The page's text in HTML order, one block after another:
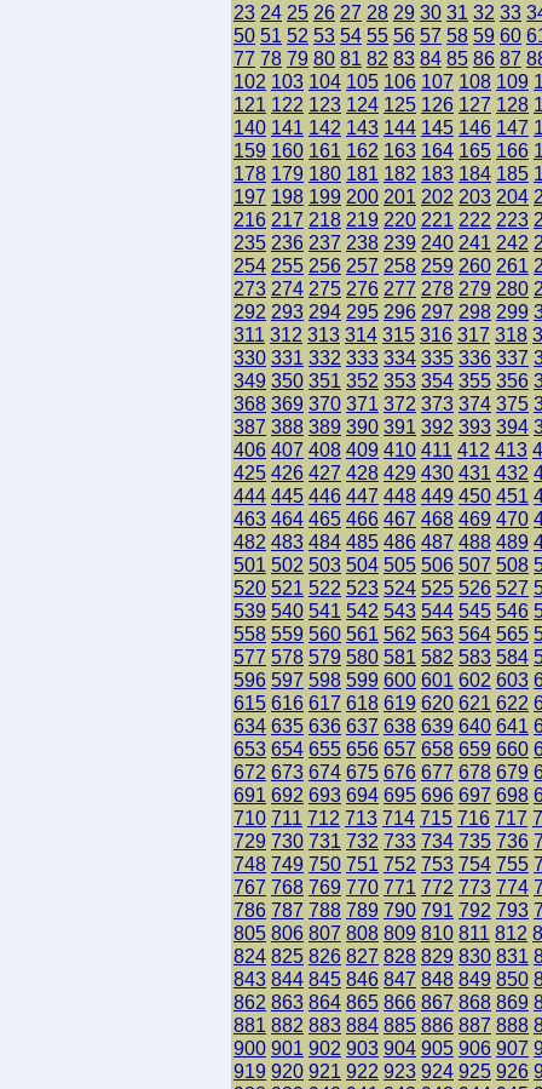
23 24 25 26 27 28 29 30 31 32 33
50 51 52 53 54 55 56 57 58 59 60
77 78 79 80 81 82 83 84 85 86 87
102 103 104 105 106 107 108 109
121 122 123 124 125 126 127 128
140 141 142 143 144 145 146 147
159 160 161 162 163 164 165 166
178 179 180 181 182 183 184 185
197 198 199 200 201 202 203 204
216 217 218 219 220 221 222 223
235 236 237 238 239 240 241 242
254 255 256 257 258 259 260 261
273 274 275 276 277 278 279 280
292 293 294 295 296 297 298 299
311 312 313 314 315 316 317 318
330 331 332 333 334 335 336 337
349 350 351 352 353 354 355 356
368 369 370 371 372 373 374 375
387 388 389 390 391 392 393 394
406 407 408 409 410 411 412 413
425 426 427 428 429 430 431 432
444 445 446 447 448 449 450 451
463 464 465 466 467 468 469 470
482 483 484 485 486 487 488 489
501 502 503 504 505 506 507 508
520 521 522 523 524 525 526 527
539 540 541 542 543 544 545 546
558 559 560 561 562 563 564 565
577 578 579 580 581 582 583 584
596 597 598 599 600 601 602 603
615 616 617 618 619 620 621 622
634 635 636 637 638 639 640 641
653 654 655 656 657 658 659 660
672 673 674 675 676 677 678 679
691 692 693 694 695 696 697 698
710 711 712 713 714 715 716 717
729 730 731 732 733 734 735 736
748 749 750 751 752 753 754 755
767 768 769 770 771 772 773 774
786 787 788 789 790 791 792 793
805 806 807 808 809 810 811 812
824 825 826 827 828 829 830 831
843 844 845 846 847 848 849 850
862 863 864 865 866 867 868 869
881 882 883 884 885 886 887 888
900 901 902 903 904 905 906 907
919 920 921 922 923 924 925 926